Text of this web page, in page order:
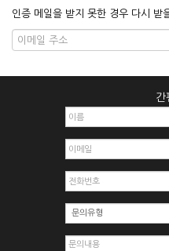
인증 메일을 받지 못한 경우 다시 받
간